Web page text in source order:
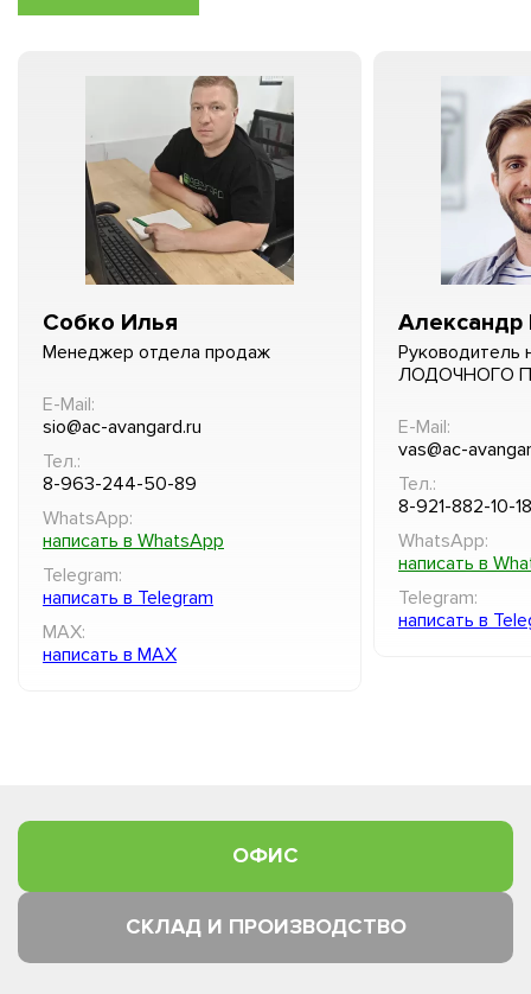
Собко Илья
Менеджер отдела продаж
E-Mail:
sio@ac-avangard.ru
Тел.:
8-963-244-50-89
WhatsApp:
написать в WhatsApp
Telegram:
написать в Telegram
MAX:
написать в MAX
Александр
Руководитель
ЛОДОЧНОГО
E-Mail:
vas@ac-
Тел.:
8-921-882-10-18
WhatsApp:
написать в
Telegram:
написать в
ОФИС
СКЛАД И ПРОИЗВОДСТВО